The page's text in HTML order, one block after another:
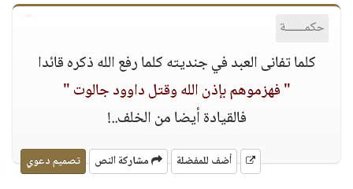
حكمــــــة
كلما تفانى العبد في جنديته كلما رفع الله ذكره قائدا
" فهزموهم بإذن الله وقتل داوود جالوت "
فالقيادة أيضا من الخلف..!
أضف للمفضلة مشاركة النص تصميم دعوي